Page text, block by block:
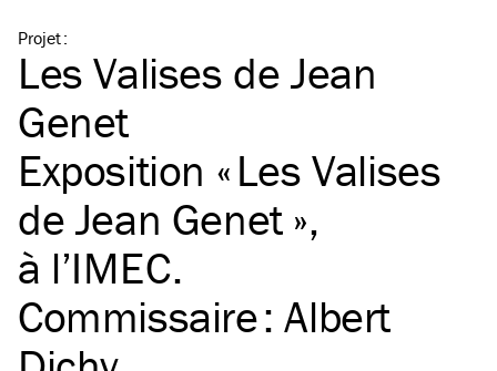
Projet:
Les Valises de Jean
Genet
Exposition « Les Valises
de Jean Genet »,
à l’IMEC.
Commissaire : Albert